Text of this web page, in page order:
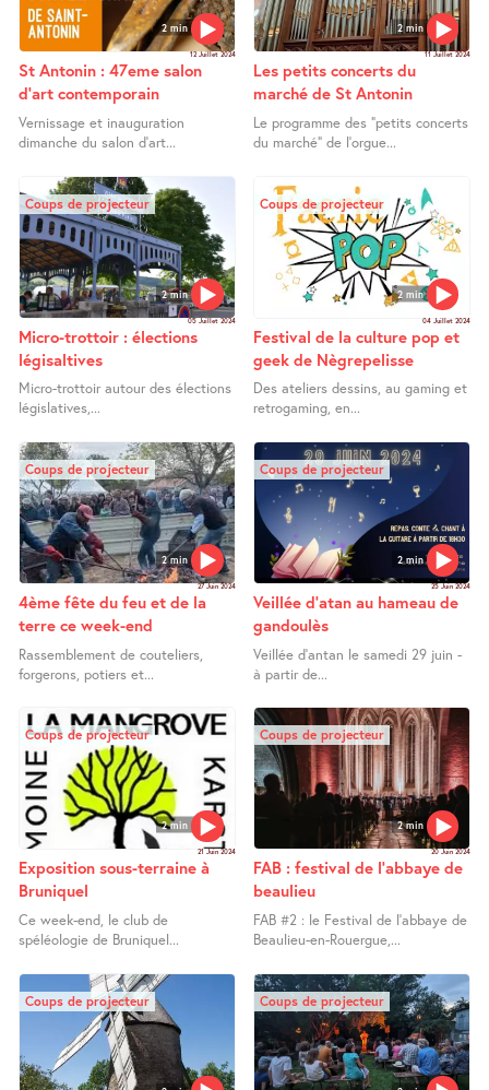
2 min
12 Juillet 2024
St Antonin : 47eme salon
d’art contemporain
Vernissage et inauguration
dimanche du salon d’art...
2 min
11 Juillet 2024
Les petits concerts du
marché de St Antonin
Le programme des "petits concerts
du marché" de l’orgue...
2 min
Coups de projecteur
05 Juillet 2024
Micro-trottoir : élections
légisaltives
Micro-trottoir autour des élections
législatives,...
2 min
Coups de projecteur
04 Juillet 2024
Festival de la culture pop et
geek de Nègrepelisse
Des ateliers dessins, au gaming et
retrogaming, en...
2 min
Coups de projecteur
27 Juin 2024
4ème fête du feu et de la
terre ce week-end
Rassemblement de couteliers,
forgerons, potiers et...
2 min
Coups de projecteur
25 Juin 2024
Veillée d’atan au hameau de
gandoulès
Veillée d’antan le samedi 29 juin -
à partir de...
2 min
Coups de projecteur
21 Juin 2024
Exposition sous-terraine à
Bruniquel
Ce week-end, le club de
spéléologie de Bruniquel...
2 min
Coups de projecteur
20 Juin 2024
FAB : festival de l’abbaye de
beaulieu
FAB #2 : le Festival de l’abbaye de
Beaulieu-en-Rouergue,...
Coups de projecteur Coups de projecteur